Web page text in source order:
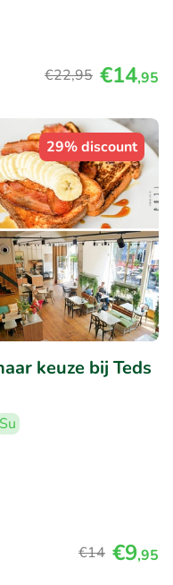
€22,95 €14,95
29% discount
keuze bij Teds
Su
€14 €9,95